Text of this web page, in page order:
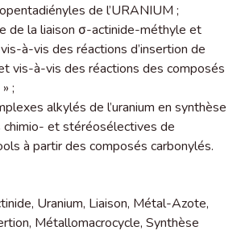
de l’URANIUM ;
de la liaison σ-actinide-méthyle et
à-vis des réactions d’insertion de
vis-à-vis des réactions des composés
;
alkylés de l’uranium en synthèse
chimio- et stéréosélectives de
à partir des composés carbonylés.
, Uranium, Liaison, Métal-Azote,
, Métallomacrocycle, Synthèse